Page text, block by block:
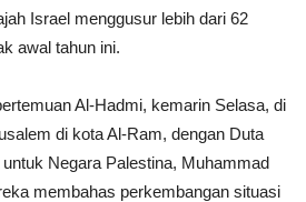
Israel menggusur lebih dari 62
awal tahun ini.
Al-Hadmi, kemarin Selasa, di
di kota Al-Ram, dengan Duta
Negara Palestina, Muhammad
membahas perkembangan situasi